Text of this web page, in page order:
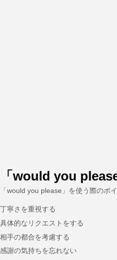
「would you
「would you please」を使う際のポ
丁寧さを重視する
具体的なリクエストをする
相手の都合を考慮する
感謝の気持ちを忘れない